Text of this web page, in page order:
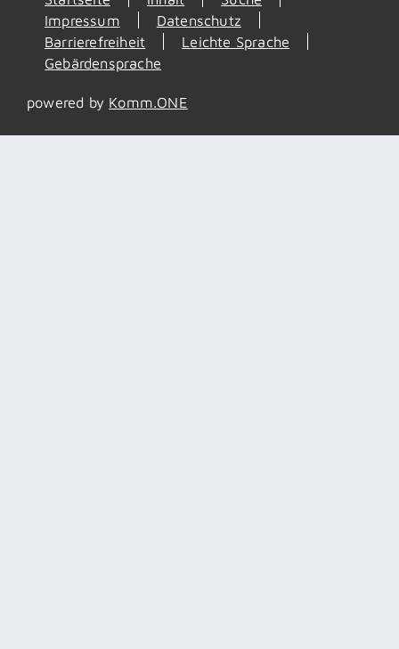
Impressum
Datenschutz
Barrierefreiheit
Leichte Sprache
Gebärdensprache
powered by Komm.ONE